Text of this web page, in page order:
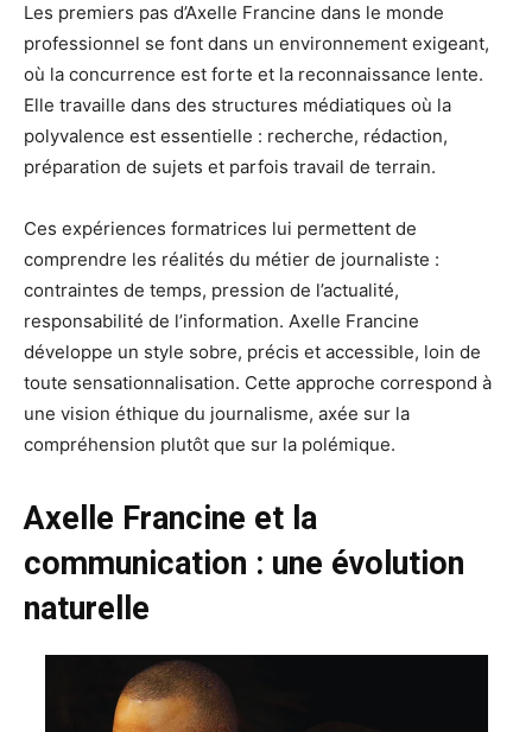
Les premiers pas d’Axelle Francine dans le monde
professionnel se font dans un environnement exigeant,
où la concurrence est forte et la reconnaissance lente.
Elle travaille dans des structures médiatiques où la
polyvalence est essentielle : recherche, rédaction,
préparation de sujets et parfois travail de terrain.
Ces expériences formatrices lui permettent de
comprendre les réalités du métier de journaliste :
contraintes de temps, pression de l’actualité,
responsabilité de l’information. Axelle Francine
développe un style sobre, précis et accessible, loin de
toute sensationnalisation. Cette approche correspond à
une vision éthique du journalisme, axée sur la
compréhension plutôt que sur la polémique.
Axelle Francine et la
communication : une évolution
naturelle